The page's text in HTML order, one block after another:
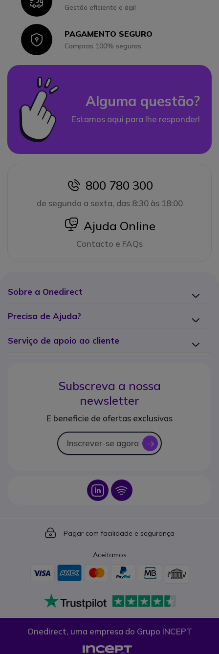
Gestão eficiente e ágil
IconPAGAMENTO SEGURO
Compras 100% seguras
Alguma questão?
Estamos aqui para lhe responder!
icon
800 780 300
de segunda a sexta, das 8:30 às 18:00
icon
Ajuda Online
Contacto e FAQs
Sobre a Onedirect
Precisa de Ajuda?
Serviço de apoio ao cliente
Subscreva a nossa
newsletter
E beneficie de ofertas exclusivas
Inscrever-se agora icon
Icon Icon
Icon
Pagar com facilidade e segurança
Aceitamos
Onedirect, uma empresa do Grupo INCEPT